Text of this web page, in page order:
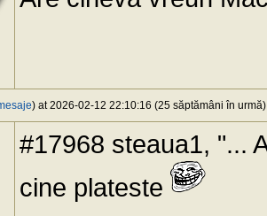
) at 2026-02-12 22:10:16 (25 săptămâni în urmă)
#17968 steaua1, "...
cine plateste